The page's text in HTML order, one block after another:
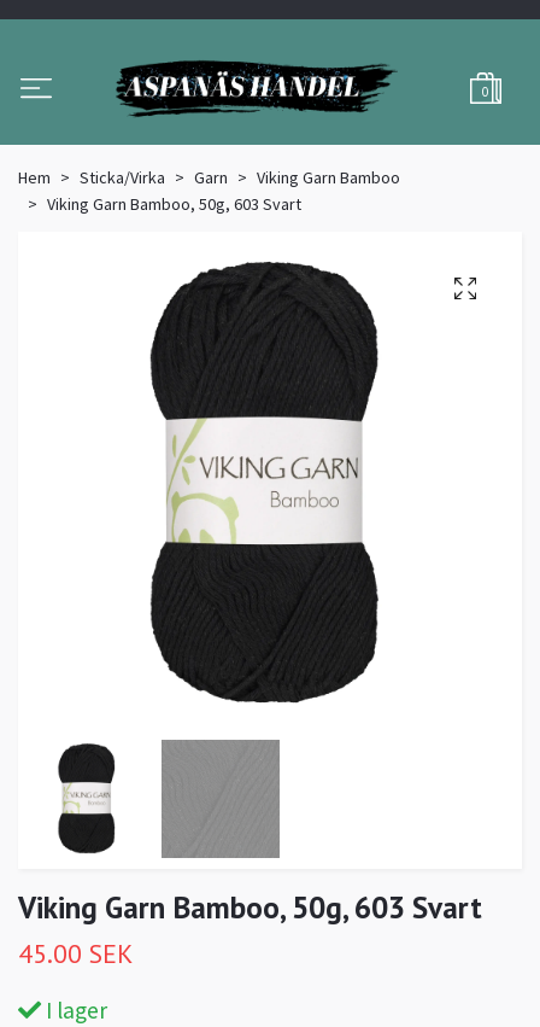
0
Hem Sticka/Virka Garn
Viking Garn Bamboo
Viking Garn Bamboo, 50g, 603 Svart
Viking Garn Bamboo, 50g, 603 Svart
45.00 SEK
I lager